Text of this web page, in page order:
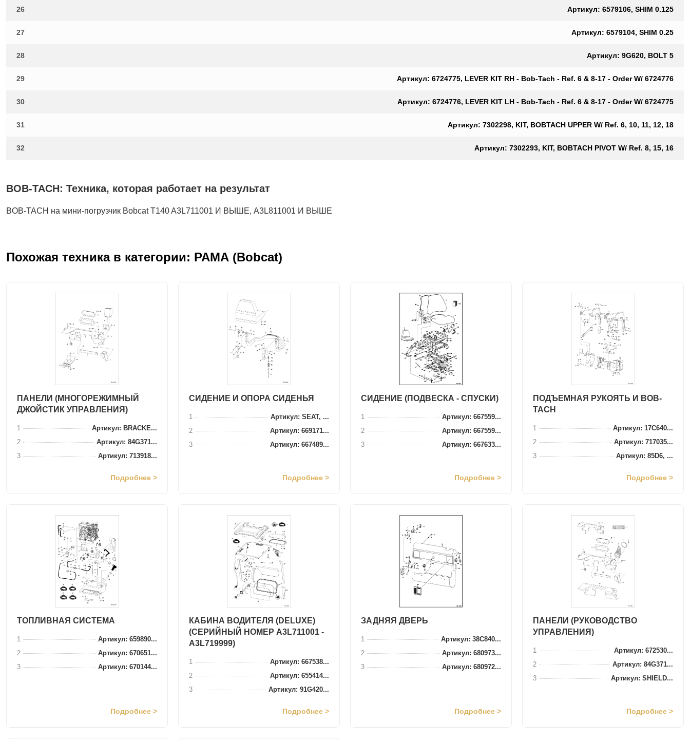
26 Артикул: 6579106, SHIM 0.125
27 Артикул: 6579104, SHIM 0.25
28 Артикул: 9G620, BOLT 5
29 Артикул: 6724775, LEVER KIT RH - Bob-Tach - Ref. 6 & 8-17 - Order W/ 6724776
30 Артикул: 6724776, LEVER KIT LH - Bob-Tach - Ref. 6 & 8-17 - Order W/ 6724775
31 Артикул: 7302298, KIT, BOBTACH UPPER W/ Ref. 6, 10, 11, 12, 18
32 Артикул: 7302293, KIT, BOBTACH PIVOT W/ Ref. 8, 15, 16
BOB-TACH: Техника, которая работает на результат
BOB-TACH на мини-погрузчик Bobcat T140 A3L711001 И ВЫШЕ, A3L811001 И ВЫШЕ
Похожая техника в категории: РАМА (Bobcat)
ПАНЕЛИ (МНОГОРЕЖИМНЫЙ
ДЖОЙСТИК УПРАВЛЕНИЯ)
1
Артикул: BRACKE...
2
Артикул: 84G371...
3
Артикул: 713918...
Подробнее >
СИДЕНИЕ И ОПОРА СИДЕНЬЯ
1
Артикул: SEAT, ...
2
Артикул: 669171...
3
Артикул: 667489...
Подробнее >
СИДЕНИЕ (ПОДВЕСКА - СПУСКИ)
1
Артикул: 667559...
2
Артикул: 667559...
3
Артикул: 667633...
Подробнее >
ПОДЪЕМНАЯ РУКОЯТЬ И BOB-
TACH
1
Артикул: 17C640...
2
Артикул: 717035...
3
Артикул: 85D6, ...
Подробнее >
ТОПЛИВНАЯ СИСТЕМА
1
Артикул: 659890...
2
Артикул: 670651...
3
Артикул: 670144...
Подробнее >
КАБИНА ВОДИТЕЛЯ (DELUXE)
(СЕРИЙНЫЙ НОМЕР A3L711001 -
A3L719999)
1
Артикул: 667538...
2
Артикул: 655414...
3
Артикул: 91G420...
Подробнее >
ЗАДНЯЯ ДВЕРЬ
1
Артикул: 38C840...
2
Артикул: 680973...
3
Артикул: 680972...
Подробнее >
ПАНЕЛИ (РУКОВОДСТВО
УПРАВЛЕНИЯ)
1
Артикул: 672530...
2
Артикул: 84G371...
3
Артикул: SHIELD...
Подробнее >